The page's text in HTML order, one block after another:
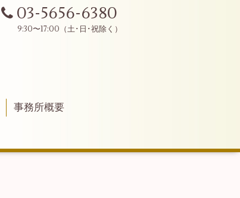
03-5656-6380
事務所概要